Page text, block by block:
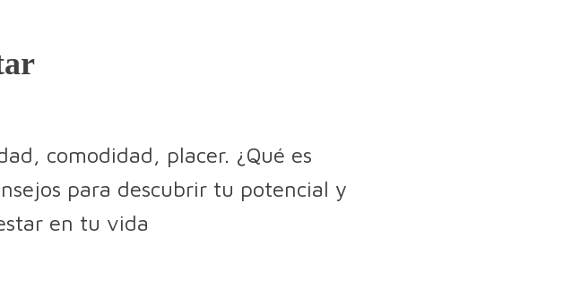
comodidad, placer. ¿Qué es
para descubrir tu potencial y
en tu vida